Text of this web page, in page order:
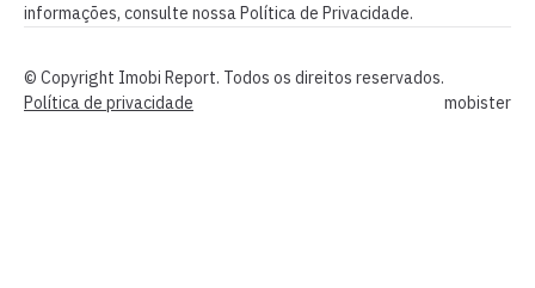
informações, consulte nossa Política de Privacidade.
© Copyright Imobi Report. Todos os direitos reservados.
Política de privacidade
mobister